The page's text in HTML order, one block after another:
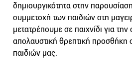
δημιουργικότητα στην
συμμετοχή των παιδιών στη
μετατρέπουμε σε παιχνίδι για την
απολαυστική θρεπτική προσθήκη
παιδιών μας.